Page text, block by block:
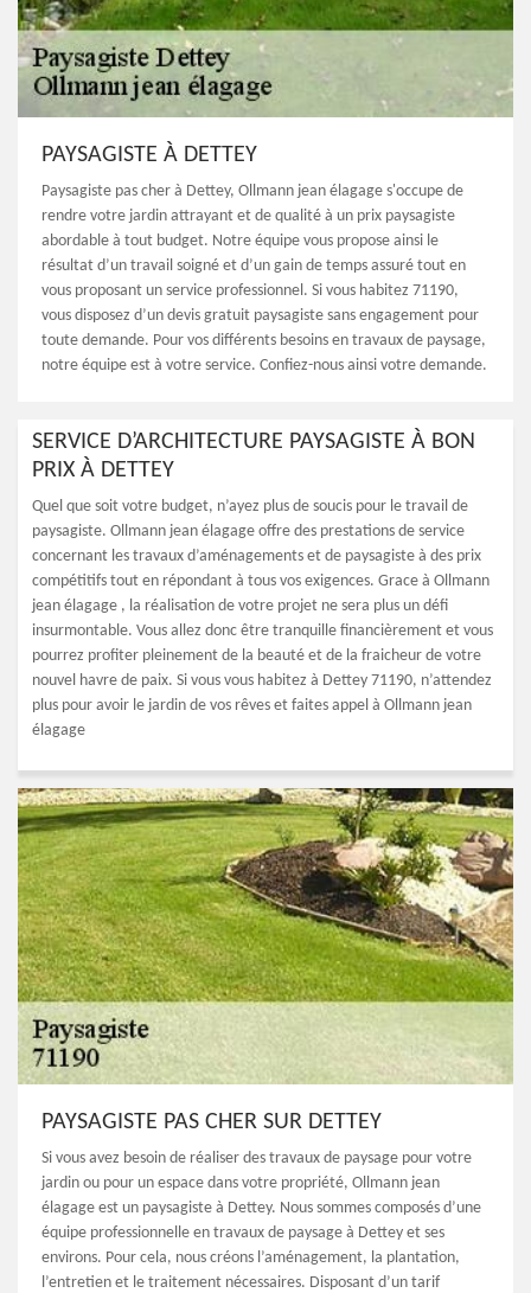
PAYSAGISTE À DETTEY
Paysagiste pas cher à Dettey, Ollmann jean élagage s'occupe de
rendre votre jardin attrayant et de qualité à un prix paysagiste
abordable à tout budget. Notre équipe vous propose ainsi le
résultat d’un travail soigné et d’un gain de temps assuré tout en
vous proposant un service professionnel. Si vous habitez 71190,
vous disposez d’un devis gratuit paysagiste sans engagement pour
toute demande. Pour vos différents besoins en travaux de paysage,
notre équipe est à votre service. Confiez-nous ainsi votre demande.
SERVICE D’ARCHITECTURE PAYSAGISTE À BON
PRIX À DETTEY
Quel que soit votre budget, n’ayez plus de soucis pour le travail de
paysagiste. Ollmann jean élagage offre des prestations de service
concernant les travaux d’aménagements et de paysagiste à des prix
compétitifs tout en répondant à tous vos exigences. Grace à Ollmann
jean élagage , la réalisation de votre projet ne sera plus un défi
insurmontable. Vous allez donc être tranquille financièrement et vous
pourrez profiter pleinement de la beauté et de la fraicheur de votre
nouvel havre de paix. Si vous vous habitez à Dettey 71190, n’attendez
plus pour avoir le jardin de vos rêves et faites appel à Ollmann jean
élagage
PAYSAGISTE PAS CHER SUR DETTEY
Si vous avez besoin de réaliser des travaux de paysage pour votre
jardin ou pour un espace dans votre propriété, Ollmann jean
élagage est un paysagiste à Dettey. Nous sommes composés d’une
équipe professionnelle en travaux de paysage à Dettey et ses
environs. Pour cela, nous créons l’aménagement, la plantation,
l’entretien et le traitement nécessaires. Disposant d’un tarif